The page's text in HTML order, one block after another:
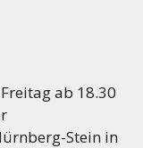
ab 18.30
Stein in